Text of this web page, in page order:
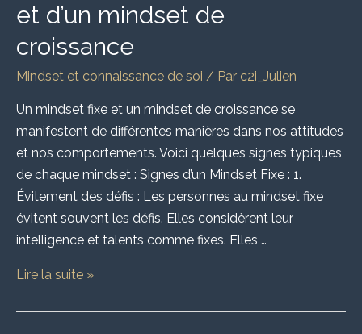
et d’un mindset de
croissance
Mindset et connaissance de soi / Par c2i_Julien
Un mindset fixe et un mindset de croissance se
manifestent de différentes manières dans nos attitudes
et nos comportements. Voici quelques signes typiques
de chaque mindset : Signes d’un Mindset Fixe : 1.
Évitement des défis : Les personnes au mindset fixe
évitent souvent les défis. Elles considèrent leur
intelligence et talents comme fixes. Elles …
Lire la suite »